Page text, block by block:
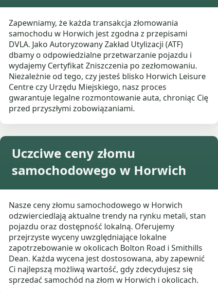
Zapewniamy, że każda transakcja złomowania
samochodu w Horwich jest zgodna z przepisami
DVLA. Jako Autoryzowany Zakład Utylizacji (ATF)
dbamy o odpowiedzialne przetwarzanie pojazdu i
wydajemy Certyfikat Zniszczenia po zezłomowaniu.
Niezależnie od tego, czy jesteś blisko Horwich Leisure
Centre czy Urzędu Miejskiego, nasz proces
gwarantuje legalne rozmontowanie auta, chroniąc Cię
przed przyszłymi zobowiązaniami.
Uczciwe ceny złomu
samochodowego w Horwich
Nasze ceny złomu samochodowego w Horwich
odzwierciedlają aktualne trendy na rynku metali, stan
pojazdu oraz dostępność lokalną. Oferujemy
przejrzyste wyceny uwzględniające lokalne
zapotrzebowanie w okolicach Bolton Road i Smithills
Dean. Każda wycena jest dostosowana, aby zapewnić
Ci najlepszą możliwą wartość, gdy zdecydujesz się
sprzedać samochód na złom w Horwich i okolicach.